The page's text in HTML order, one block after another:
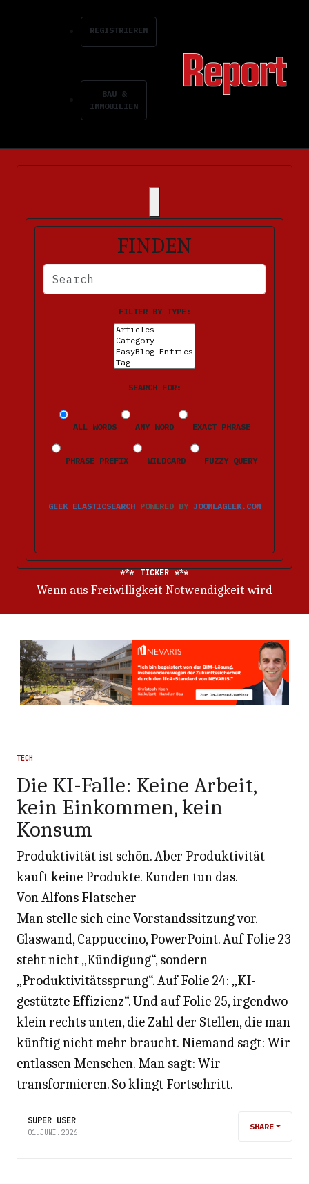
REGISTRIEREN
BAU &
IMMOBILIEN
FINDEN
BITTE FÜLLEN SIE DIE ERFORDERLICHEN FELDER AUS.
FILTER BY TYPE:
SEARCH FOR:
ALL WORDS ANY WORD EXACT PHRASE
PHRASE PREFIX WILDCARD FUZZY QUERY
GEEK ELASTICSEARCH POWERED BY JOOMLAGEEK.COM
TICKER
Wenn aus Freiwilligkeit Notwendigkeit wird
TECH
Die KI-Falle: Keine Arbeit,
kein Einkommen, kein
Konsum
Produktivität ist schön. Aber Produktivität
kauft keine Produkte. Kunden tun das.
Von Alfons Flatscher
Man stelle sich eine Vorstandssitzung vor.
Glaswand, Cappuccino, PowerPoint. Auf Folie 23
steht nicht „Kündigung“, sondern
„Produktivitätssprung“. Auf Folie 24: „KI-
gestützte Effizienz“. Und auf Folie 25, irgendwo
klein rechts unten, die Zahl der Stellen, die man
künftig nicht mehr braucht. Niemand sagt: Wir
entlassen Menschen. Man sagt: Wir
transformieren. So klingt Fortschritt.
SUPER USER
01.JUNI.2026
SHARE